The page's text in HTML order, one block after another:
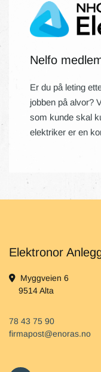
Nelfo
Er du på leting
jobben på alvor?
som kunde skal
elektriker er en
Elektronor
 Myggveien 6
9514 Alta
78 43 75 90
firmapost@enoras.no